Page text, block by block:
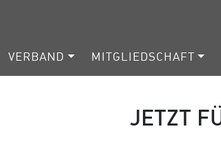
VERBAND MITGLIEDSCHAFT
JETZT